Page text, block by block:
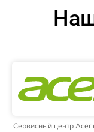
Сервисный центр Acer